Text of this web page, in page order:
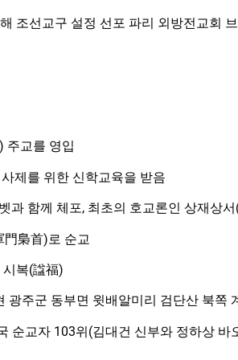
조선교구 설정 선포 파리 외방전교회
주교를 영입
제를 위한 신학교육을 받음
과 함께 체포, 최초의 호교론인 상재상
梟首)로 순교
복(諡福)
주군 동부면 윗배알미리 검단산 북
순교자 103위(김대건 신부와 정하상